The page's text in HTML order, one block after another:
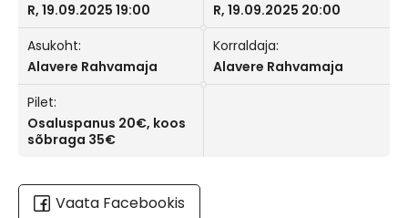
R, 19.09.2025 19:00
R, 19.09.2025 20:00
Asukoht:
Alavere Rahvamaja
Korraldaja:
Alavere Rahvamaja
Pilet:
Osaluspanus 20€, koos
sõbraga 35€
Vaata Facebookis